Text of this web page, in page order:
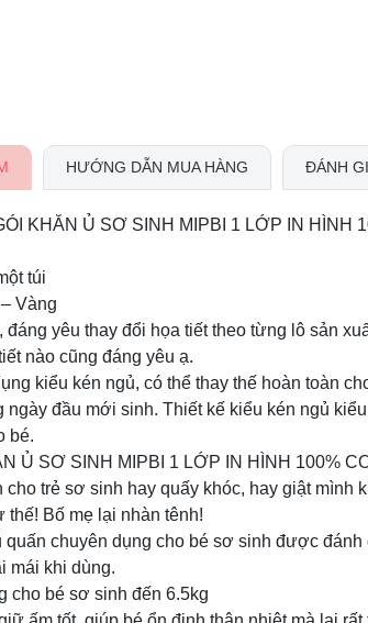
HƯỚNG DẪN MUA HÀNG ĐÁNH
KHĂN Ủ SƠ SINH MIPBI 1 LỚP IN HÌNH
túi
Vàng
đáng yêu thay đổi họa tiết theo từng lô sản
nào cũng đáng yêu ạ.
kiểu kén ngủ, có thể thay thế hoàn toàn
ngày đầu mới sinh. Thiết kế kiểu kén ngủ
bé.
Ủ SƠ SINH MIPBI 1 LỚP IN HÌNH 100%
cho trẻ sơ sinh hay quấy khóc, hay giật mình
thế! Bố mẹ lại nhàn tênh!
chuyên dụng cho bé sơ sinh được
mái khi dùng.
cho bé sơ sinh đến 6.5kg